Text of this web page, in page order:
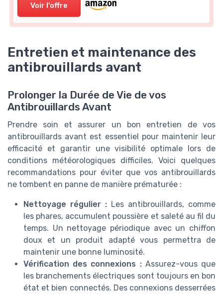
Voir l'offre
Entretien et maintenance des
antibrouillards avant
Prolonger la Durée de Vie de vos
Antibrouillards Avant
Prendre soin et assurer un bon entretien de vos
antibrouillards avant est essentiel pour maintenir leur
efficacité et garantir une visibilité optimale lors de
conditions météorologiques difficiles. Voici quelques
recommandations pour éviter que vos antibrouillards
ne tombent en panne de manière prématurée :
Nettoyage régulier : Les antibrouillards, comme
les phares, accumulent poussière et saleté au fil du
temps. Un nettoyage périodique avec un chiffon
doux et un produit adapté vous permettra de
maintenir une bonne luminosité.
Vérification des connexions :Assurez-vous que
les branchements électriques sont toujours en bon
état et bien connectés. Des connexions desserrées